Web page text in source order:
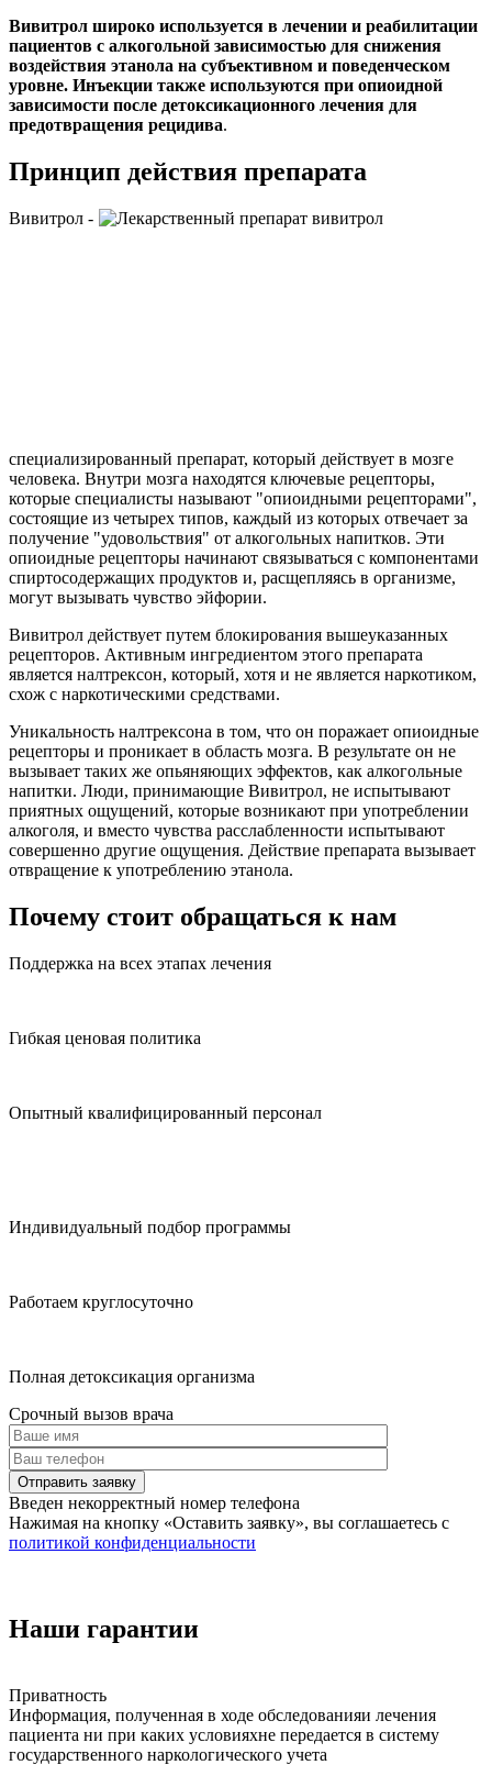
Вивитрол широко используется в лечении и реабилитации
пациентов с алкогольной зависимостью для снижения
воздействия этанола на субъективном и поведенческом
уровне. Инъекции также используются при опиоидной
зависимости после детоксикационного лечения для
предотвращения рецидива.
Принцип действия препарата
Вивитрол -
специализированный препарат, который действует в мозге
человека. Внутри мозга находятся ключевые рецепторы,
которые специалисты называют "опиоидными рецепторами",
состоящие из четырех типов, каждый из которых отвечает за
получение "удовольствия" от алкогольных напитков. Эти
опиоидные рецепторы начинают связываться с компонентами
спиртосодержащих продуктов и, расщепляясь в организме,
могут вызывать чувство эйфории.
Вивитрол действует путем блокирования вышеуказанных
рецепторов. Активным ингредиентом этого препарата
является налтрексон, который, хотя и не является наркотиком,
схож с наркотическими средствами.
Уникальность налтрексона в том, что он поражает опиоидные
рецепторы и проникает в область мозга. В результате он не
вызывает таких же опьяняющих эффектов, как алкогольные
напитки. Люди, принимающие Вивитрол, не испытывают
приятных ощущений, которые возникают при употреблении
алкоголя, и вместо чувства расслабленности испытывают
совершенно другие ощущения. Действие препарата вызывает
отвращение к употреблению этанола.
Почему стоит обращаться к нам
Поддержка на всех этапах лечения
Гибкая ценовая политика
Опытный квалифицированный персонал
Индивидуальный подбор программы
Работаем круглосуточно
Полная детоксикация организма
Срочный вызов врача
Отправить заявку
Введен некорректный номер телефона
Нажимая на кнопку «Оставить заявку», вы соглашаетесь с
политикой конфиденциальности
Наши гарантии
Приватность
Информация, полученная в ходе обследованияи лечения
пациента ни при каких условияхне передается в систему
государственного наркологического учета